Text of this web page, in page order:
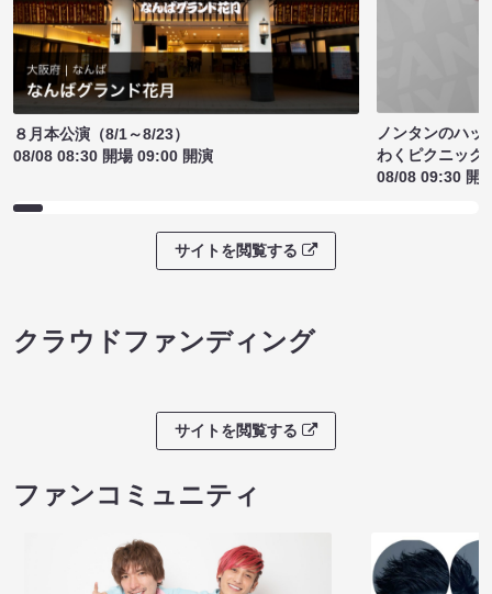
８月本公演（8/1～8/23）
08/08 08:30 開場 09:00 開演
ノンタンのハッ
わくピクニック
08/08 09:30 開
サイトを閲覧する
クラウドファンディング
サイトを閲覧する
ファンコミュニティ